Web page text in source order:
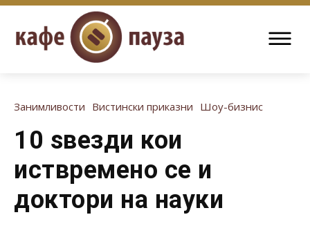
Занимливости Вистински приказни Шоу-бизнис
10 ѕвезди кои
иствремено се и
доктори на науки